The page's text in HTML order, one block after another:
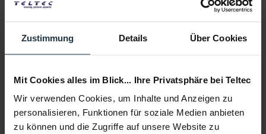
Zustimmung Details Über Cookies
Mit Cookies alles im Blick... Ihre Privatsphäre bei Teltec
Wir verwenden Cookies, um Inhalte und Anzeigen zu
personalisieren, Funktionen für soziale Medien anbieten
zu können und die Zugriffe auf unsere Website zu
Infos zu Hersteller & Produktsicherheit
Folgende Infos zum Hersteller sind verfübar......mehr